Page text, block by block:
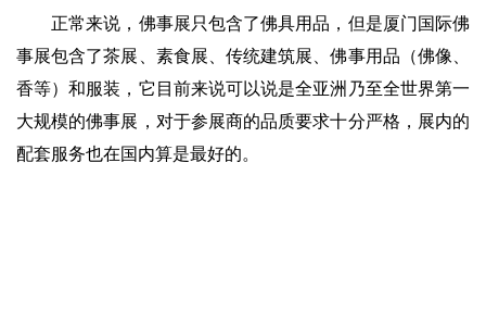
正常来说，佛事展只包含了佛具用品，但是厦门国际佛
事展包含了茶展、素食展、传统建筑展、佛事用品（佛像、
香等）和服装，它目前来说可以说是全亚洲乃至全世界第一
大规模的佛事展，对于参展商的品质要求十分严格，展内的
配套服务也在国内算是最好的。